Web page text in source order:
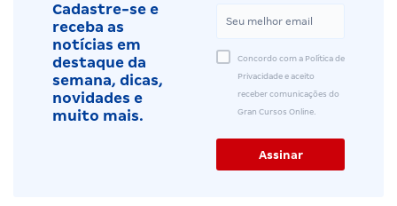
Cadastre-se e
receba as
notícias em
destaque da
semana, dicas,
novidades e
muito mais.
Concordo com a Política de
Privacidade e aceito
receber comunicações do
Gran Cursos Online.